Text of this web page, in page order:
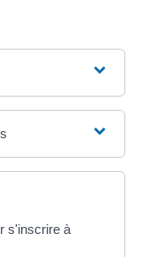
s'inscrire à